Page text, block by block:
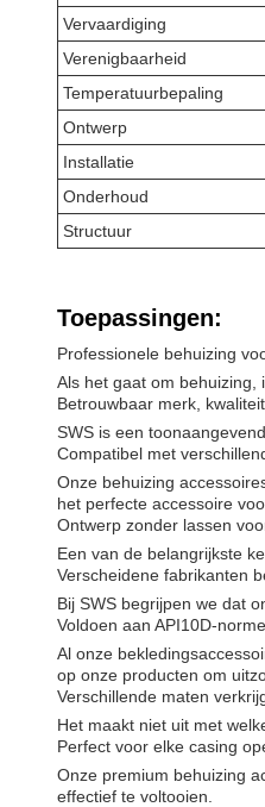
Vervaardiging
Verenigbaarheid
Temperatuurbepaling
Ontwerp
Installatie
Onderhoud
Structuur
Toepassingen:
Professionele behuizing
Als het gaat om behuizing,
Betrouwbaar merk,
SWS is een
Compatibel met
Onze behuizing
het perfecte accessoire
Ontwerp zonder lassen
Een van de belangrijkste
Verscheidene fabrikanten
Bij SWS begrijpen we dat
Voldoen aan API10D-
Al onze
op onze producten om
Verschillende maten
Het maakt niet uit met
Perfect voor elke casing
Onze premium behuizing
effectief te voltooien.